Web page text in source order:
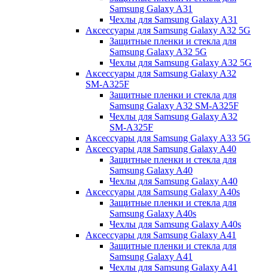
Samsung Galaxy A31
Чехлы для Samsung Galaxy A31
Аксессуары для Samsung Galaxy A32 5G
Защитные пленки и стекла для
Samsung Galaxy A32 5G
Чехлы для Samsung Galaxy A32 5G
Аксессуары для Samsung Galaxy A32
SM-A325F
Защитные пленки и стекла для
Samsung Galaxy A32 SM-A325F
Чехлы для Samsung Galaxy A32
SM-A325F
Аксессуары для Samsung Galaxy A33 5G
Аксессуары для Samsung Galaxy A40
Защитные пленки и стекла для
Samsung Galaxy A40
Чехлы для Samsung Galaxy A40
Аксессуары для Samsung Galaxy A40s
Защитные пленки и стекла для
Samsung Galaxy A40s
Чехлы для Samsung Galaxy A40s
Аксессуары для Samsung Galaxy A41
Защитные пленки и стекла для
Samsung Galaxy A41
Чехлы для Samsung Galaxy A41